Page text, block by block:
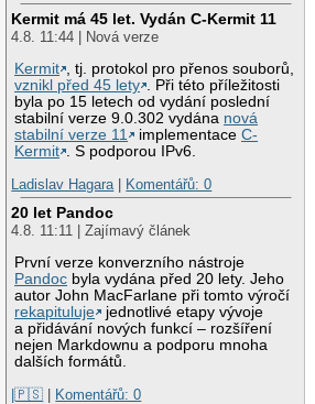
Kermit má 45 let. Vydán C-Kermit 11
4.8. 11:44 | Nová verze
Kermit
, tj. protokol pro přenos souborů,
vznikl před 45 lety
. Při této příležitosti
byla po 15 letech od vydání poslední
stabilní verze 9.0.302 vydána nová
stabilní verze 11
implementaceC-
Kermit
. S podporou IPv6.
Ladislav Hagara | Komentářů: 0
20 let Pandoc
4.8. 11:11 | Zajímavý článek
První verze konverzního nástroje
Pandoc byla vydána před 20 lety. Jeho
autor John MacFarlane při tomto výročí
rekapituluje
jednotlivé etapy vývoje
a přidávání nových funkcí – rozšíření
nejen Markdownu a podporu mnoha
dalších formátů.
|🇵🇸 | Komentářů: 0